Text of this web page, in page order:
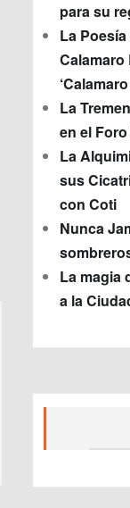
para su
La
Calamaro
La
en el
La
sus
con Coti
Nunca
La magia
a la